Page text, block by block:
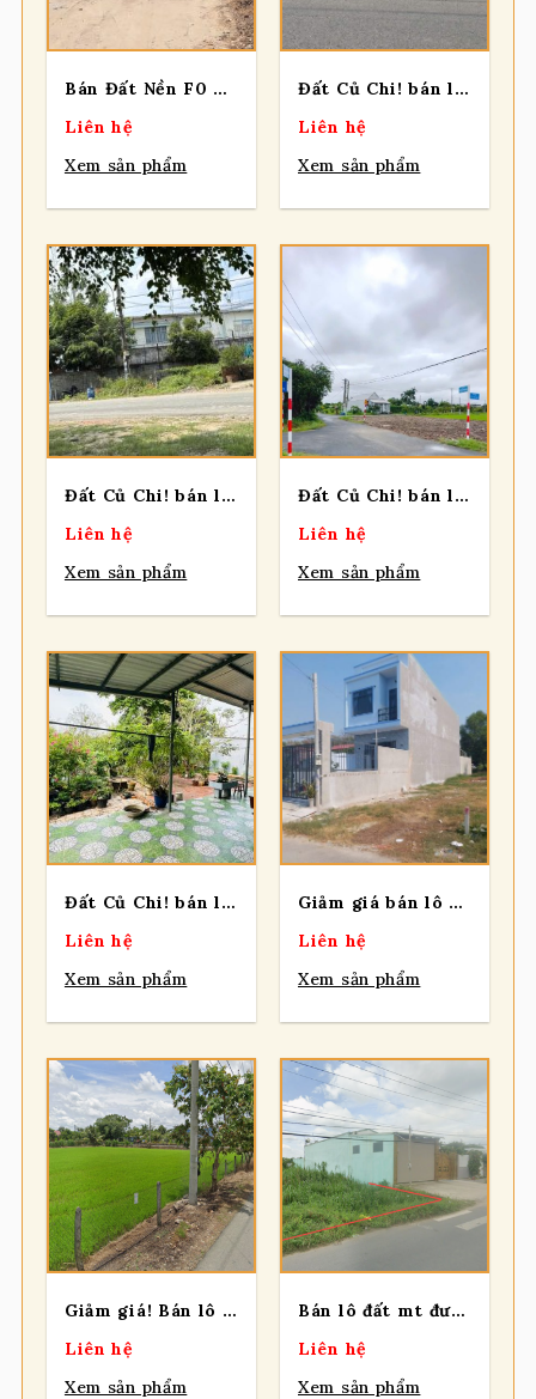
Bán Đất Nền F0 Góc 2 Mặt Tiền (10x20m) – Đông Thạnh, Hóc Môn – Cực Đẹp Để Xây Biệt Thự
Liên hệ
Xem sản phẩm
Đất Củ Chi! bán lô đất mặt tiền đường Nguyễn Thị Lèn, dt 325m2, full thổ, xã Trung An (Bình Mỹ mới)
Liên hệ
Xem sản phẩm
Đất Củ Chi! bán lô đất góc 2 mặt tiền đường Lê Minh Nhựt, dt 291m2, có 139m thổ, xã Tân Thông Hội (Củ Chi mới)
Liên hệ
Xem sản phẩm
Đất Củ Chi! bán lô đất mặt tiền đường Nguyễn Thị Nhia, dt 110m2, Full thổ, xã Phước Hiệp (Tân An Hội mới)
Liên hệ
Xem sản phẩm
Đất Củ Chi! bán lô đất 1 sẹc đường Phạm Thị Xạ, dt 1922m2, 300m thổ, xã Phước Thạnh (Thái Mỹ mới)
Liên hệ
Xem sản phẩm
Giảm giá bán lô đất mặt tiền đường nhựa, dt 162,4m2, 100% thổ, xã Tân Thạnh Đông (Phú Hòa Đông mới)
Liên hệ
Xem sản phẩm
Giảm giá! Bán lô đất mt đường Trung Hưng, diện tích 1.168m2, có 137m2 thổ cư, xã Thái Mỹ (mới).
Liên hệ
Xem sản phẩm
Bán lô đất mt đường Nguyễn Kim Cương, diện tích 627m2 full thổ, xã Phú Hòa Đông.
Liên hệ
Xem sản phẩm